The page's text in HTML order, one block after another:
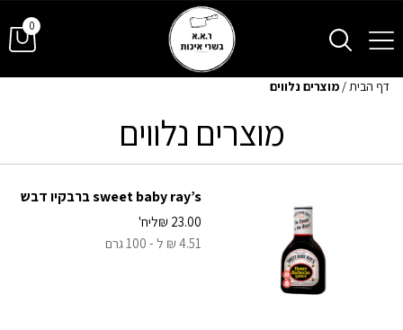
0
דף הבית/ מוצרים נלווים
מוצרים נלווים
sweet baby ray’s ברבקיו דבש
₪ 23.00
ליח'
4.51 ₪ ל - 100 גרם